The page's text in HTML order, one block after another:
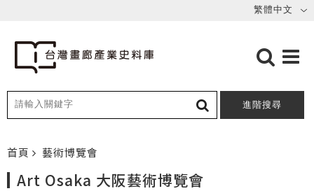
進階搜尋
首頁 藝術博覽會
Art Osaka 大阪藝術博覽會